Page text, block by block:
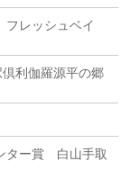
レッシュベイ
利伽羅源平の郷
ター賞 白山手取